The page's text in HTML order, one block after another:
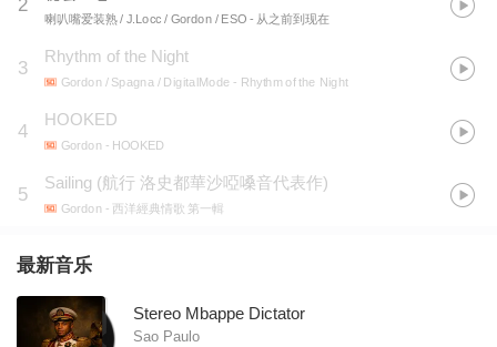
2
喇叭嘴爱装熟 / J.Locc / Gordon / ESO - 从之前到现在
3
Rhythm of the Night
Gordon / Spagna / DigitalMode - Rhythm of the Night
4
HOOKED
Gordon - HOOKED
5
Sailing (航行 洛史都華沙啞嗓音代表作)
Gordon - 西洋經典情歌 第一輯
最新音乐
Stereo Mbappe Dictator
Sao Paulo